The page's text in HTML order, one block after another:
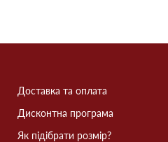
Доставка та оплата
Дисконтна програма
Як підібрати розмір?